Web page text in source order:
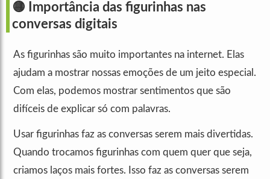
🟡 Importância das figurinhas nas
conversas digitais
As figurinhas são muito importantes na internet. Elas
ajudam a mostrar nossas emoções de um jeito especial.
Com elas, podemos mostrar sentimentos que são
difíceis de explicar só com palavras.
Usar figurinhas faz as conversas serem mais divertidas.
Quando trocamos figurinhas com quem quer que seja,
criamos laços mais fortes. Isso faz as conversas serem